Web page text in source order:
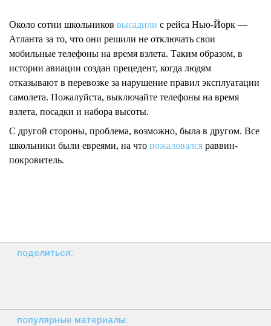
Около сотни школьников высадили с рейса Нью-Йорк —
Атланта за то, что они решили не отключать свои
мобильные телефоны на время взлета. Таким образом, в
истории авиации создан прецедент, когда людям
отказывают в перевозке за нарушение правил эксплуатации
самолета. Пожалуйста, выключайте телефоны на время
взлета, посадки и набора высоты.
С другой стороны, проблема, возможно, была в другом. Все
школьники были евреями, на что пожаловался раввин-
покровитель.
поделиться:
популярные материалы: